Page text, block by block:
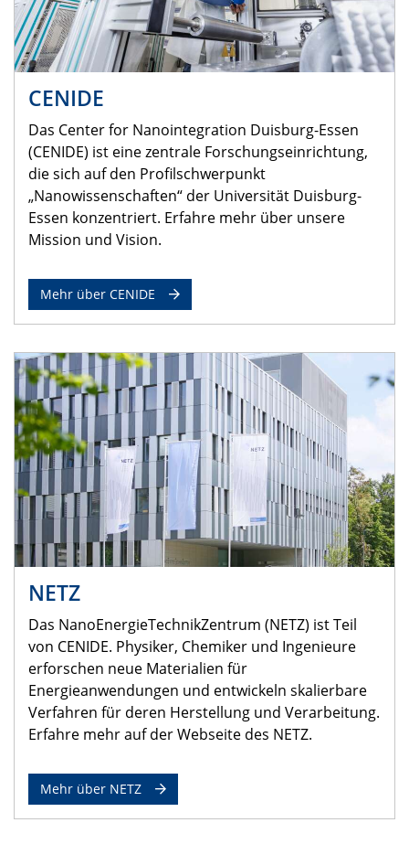
CENIDE
Das Center for Nanointegration Duisburg-Essen
(CENIDE) ist eine zentrale Forschungseinrichtung,
die sich auf den Profilschwerpunkt
„Nanowissenschaften“ der Universität Duisburg-
Essen konzentriert. Erfahre mehr über unsere
Mission und Vision.
Mehr über CENIDE
NETZ
Das NanoEnergieTechnikZentrum (NETZ) ist Teil
von CENIDE. Physiker, Chemiker und Ingenieure
erforschen neue Materialien für
Energieanwendungen und entwickeln skalierbare
Verfahren für deren Herstellung und Verarbeitung.
Erfahre mehr auf der Webseite des NETZ.
Mehr über NETZ